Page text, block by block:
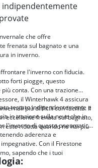
indipendentemente
che offre
frenata sul bagnato e una
in inverno.
l'inverno con fiducia.
forti piogge, questo
conta. Con una trazione
il Winterhawk 4 assicura
più difficili con facilità. Il
frenata sul bagnato,
ridotta quando ne hai più
testato indipendentemente e
in trazione sulla neve che in
l'inverno di questo pneumatico
aderenza e
Con il Firestone
sapendo che i tuoi